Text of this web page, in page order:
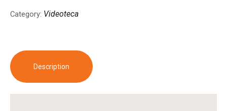
Category: Videoteca
Description